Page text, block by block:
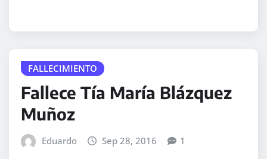
FALLECIMIENTO
Fallece Tía María Blázquez
Muñoz
Eduardo Sep 28, 2016 1